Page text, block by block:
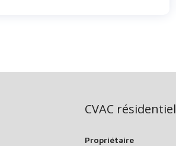
CVAC résidentiel
Propriétaire